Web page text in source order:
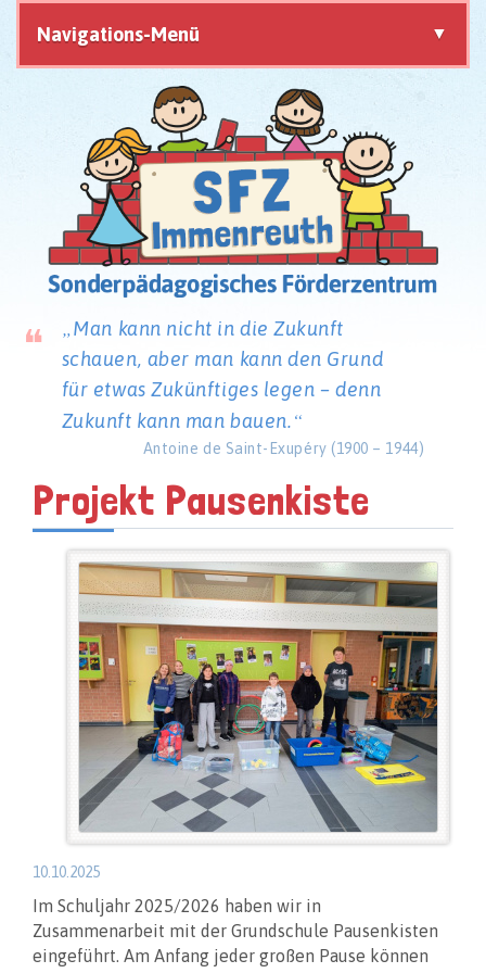
Navigations-Menü
Man kann nicht in die Zukunft
schauen, aber man kann den Grund
für etwas Zukünftiges legen – denn
Zukunft kann man bauen.
Antoine de Saint-Exupéry (1900 – 1944)
Projekt Pausenkiste
10.10.2025
Im Schuljahr 2025/2026 haben wir in
Zusammenarbeit mit der Grundschule Pausenkisten
eingeführt. Am Anfang jeder großen Pause können